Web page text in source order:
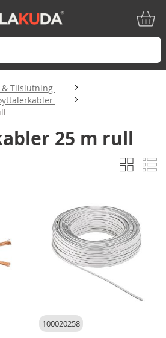
& Tilslutning
25 m rull
Vise
som
100020258